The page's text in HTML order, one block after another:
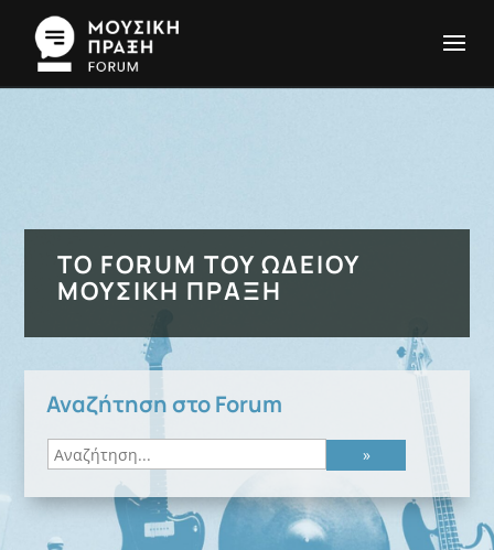
ΤΟ FORUM ΤΟΥ ΩΔΕΊΟΥ
ΜΟΥΣΙΚΉ ΠΡΆΞΗ
Αναζήτηση στο Forum